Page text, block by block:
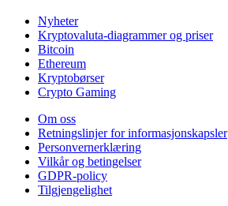
Nyheter
Kryptovaluta-diagrammer og priser
Bitcoin
Ethereum
Kryptobørser
Crypto Gaming
Om oss
Retningslinjer for informasjonskapsler
Personvernerklæring
Vilkår og betingelser
GDPR-policy
Tilgjengelighet